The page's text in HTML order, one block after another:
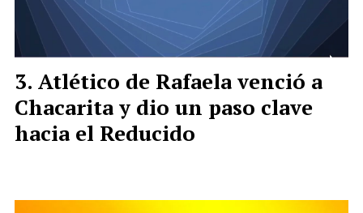
Atlético de Rafaela venció a
Chacarita y dio un paso clave
hacia el Reducido